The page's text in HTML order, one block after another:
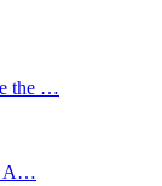
the …
A…